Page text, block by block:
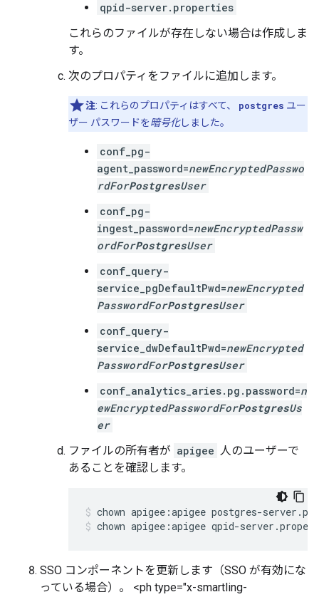
qpid-server.properties
これらのファイルが存在しない場合は作成しま
す。
次のプロパティをファイルに追加します。
注: これらのプロパティはすべて、 postgres ユー
ザー パスワードを暗号化しました。
conf_pg-
agent_password=newEncryptedPasswo
rdForPostgresUser
conf_pg-
ingest_password=newEncryptedPassw
ordForPostgresUser
conf_query-
service_pgDefaultPwd=newEncrypted
PasswordForPostgresUser
conf_query-
service_dwDefaultPwd=newEncrypted
PasswordForPostgresUser
conf_analytics_aries.pg.password=n
ewEncryptedPasswordForPostgresUs
er
ファイルの所有者が apigee 人のユーザーで
あることを確認します。
chown apigee:apigee qpid-
SSO コンポーネントを更新します（SSO が有効にな
っている場合）。 <ph type="x-smartling-